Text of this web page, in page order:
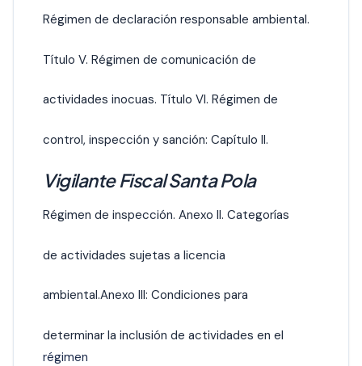
Régimen de declaración responsable ambiental.
Título V. Régimen de comunicación de
actividades inocuas. Título VI. Régimen de
control, inspección y sanción: Capítulo II.
Vigilante Fiscal Santa Pola
Régimen de inspección. Anexo II. Categorías
de actividades sujetas a licencia
ambiental.Anexo III: Condiciones para
determinar la inclusión de actividades en el
régimen